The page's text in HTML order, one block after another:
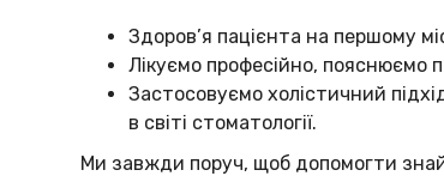
Здоров’я пацієнта на першому
Лікуємо професійно, пояснюємо
Застосовуємо холістичний
в світі стоматології.
Ми завжди поруч, щоб допомогти